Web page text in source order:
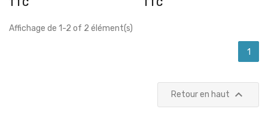
TTC
TTC
Affichage de 1-2 of 2 élément(s)
1
Retour en haut 